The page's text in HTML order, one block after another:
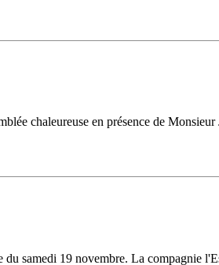
chaleureuse en présence de
samedi 19 novembre. La compagnie